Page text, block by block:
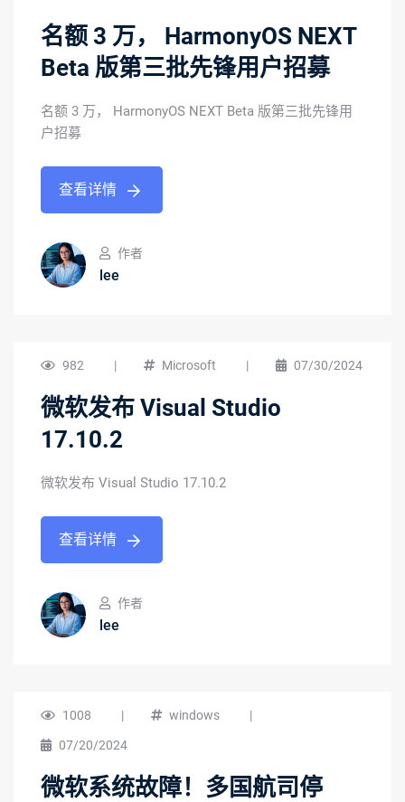
名额 3 万， HarmonyOS NEXT
Beta 版第三批先锋用户招募
名额 3 万， HarmonyOS NEXT Beta 版第三批先锋用
户招募
查看详情
作者
lee
982 | Microsoft | 07/30/2024
微软发布 Visual Studio
17.10.2
微软发布 Visual Studio 17.10.2
查看详情
作者
lee
1008 | windows |
07/20/2024
微软系统故障！多国航司停